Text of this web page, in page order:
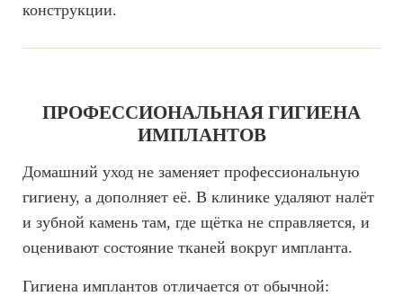
конструкции.
ПРОФЕССИОНАЛЬНАЯ ГИГИЕНА
ИМПЛАНТОВ
Домашний уход не заменяет профессиональную
гигиену, а дополняет её. В клинике удаляют налёт
и зубной камень там, где щётка не справляется, и
оценивают состояние тканей вокруг импланта.
Гигиена имплантов отличается от обычной: